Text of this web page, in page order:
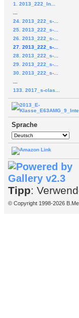
1. 2013_222_In...
24. 2013_222_s-...
25. 2013_222_s-...
26. 2013_222_s-...
27. 2013_222_s-...
28. 2013_222_s-...
29. 2013_222_s-...
30. 2013_222_s-...
133. 2017_s-clas...
Sprache
Tipp:
© Copyright 1998-2026